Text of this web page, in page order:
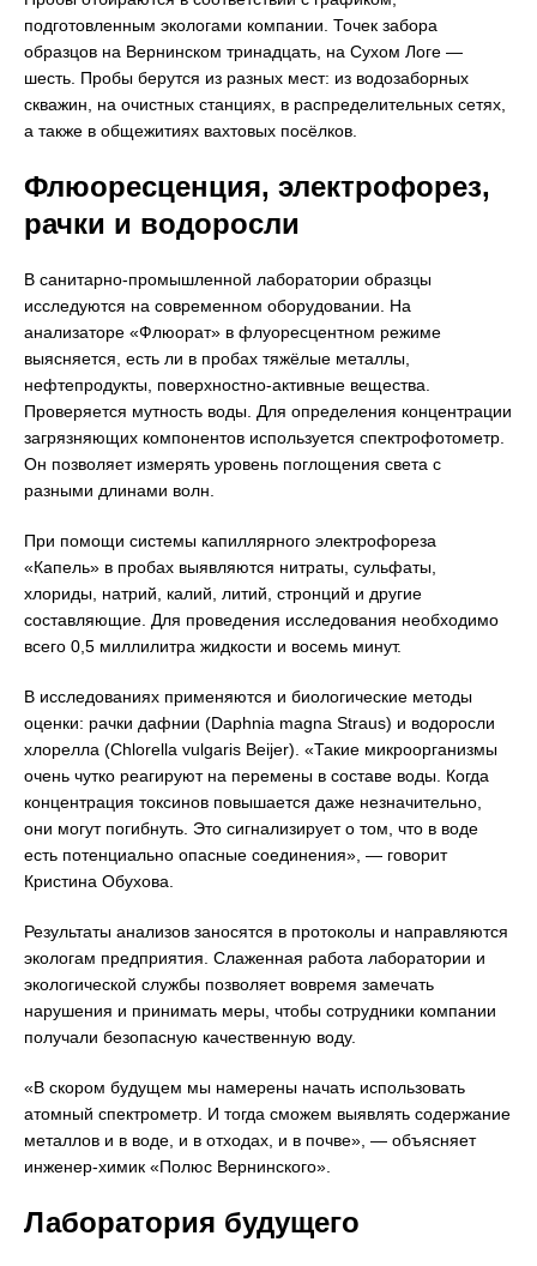
подготовленным экологами компании. Точек забора
образцов на Вернинском тринадцать, на Сухом Логе —
шесть. Пробы берутся из разных мест: из водозаборных
скважин, на очистных станциях, в распределительных сетях,
а также в общежитиях вахтовых посёлков.
Флюоресценция, электрофорез,
рачки и водоросли
В санитарно-промышленной лаборатории образцы
исследуются на современном оборудовании. На
анализаторе «Флюорат» в флуоресцентном режиме
выясняется, есть ли в пробах тяжёлые металлы,
нефтепродукты, поверхностно-активные вещества.
Проверяется мутность воды. Для определения концентрации
загрязняющих компонентов используется спектрофотометр.
Он позволяет измерять уровень поглощения света с
разными длинами волн.
При помощи системы капиллярного электрофореза
«Капель» в пробах выявляются нитраты, сульфаты,
хлориды, натрий, калий, литий, стронций и другие
составляющие. Для проведения исследования необходимо
всего 0,5 миллилитра жидкости и восемь минут.
В исследованиях применяются и биологические методы
оценки: рачки дафнии (Daphnia magna Straus) и водоросли
хлорелла (Chlorella vulgaris Beijer). «Такие микроорганизмы
очень чутко реагируют на перемены в составе воды. Когда
концентрация токсинов повышается даже незначительно,
они могут погибнуть. Это сигнализирует о том, что в воде
есть потенциально опасные соединения», — говорит
Кристина Обухова.
Результаты анализов заносятся в протоколы и направляются
экологам предприятия. Слаженная работа лаборатории и
экологической службы позволяет вовремя замечать
нарушения и принимать меры, чтобы сотрудники компании
получали безопасную качественную воду.
«В скором будущем мы намерены начать использовать
атомный спектрометр. И тогда сможем выявлять содержание
металлов и в воде, и в отходах, и в почве», — объясняет
инженер-химик «Полюс Вернинского».
Лаборатория будущего